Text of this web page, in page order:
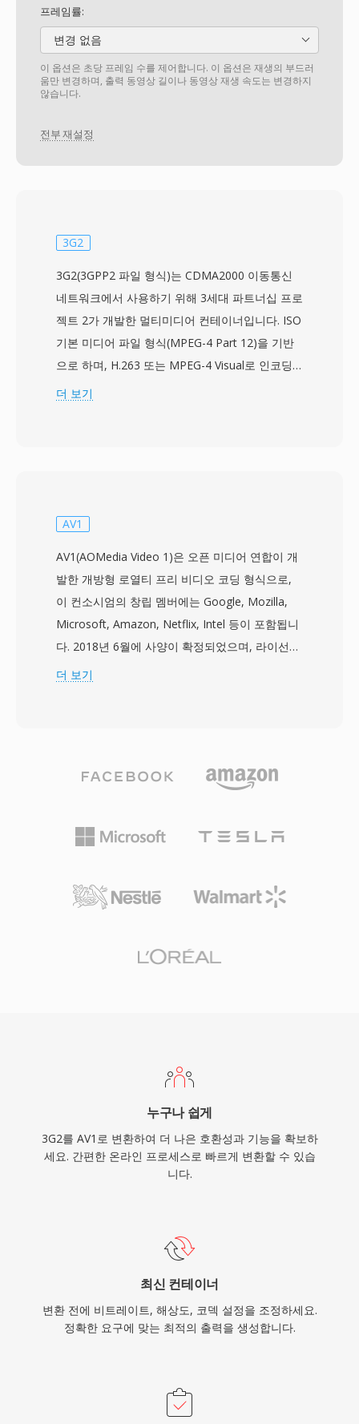
프레임률:
변경 없음
이 옵션은 초당 프레임 수를 제어합니다. 이 옵션은 재생의 부드러
움만 변경하며, 출력 동영상 길이나 동영상 재생 속도는 변경하지
않습니다.
전부 재설정
3G2
3G2(3GPP2 파일 형식)는 CDMA2000 이동통신
네트워크에서 사용하기 위해 3세대 파트너십 프로
젝트 2가 개발한 멀티미디어 컨테이너입니다. ISO
기본 미디어 파일 형식(MPEG-4 Part 12)을 기반
으로 하며, H.263 또는 MPEG-4 Visual로 인코딩
된 비디오와 AMR, EVRC, AAC 코덱의 오디오를
성하는 등 극도로 낮은 대역폭 조건에 맞게 설계되
공간이 제한된 기기에서의 모바일 비디오 촬영에
특히 효율적입니다. 이 컨테이너는 다중 트랙, 자
막을 위한 시간 지정 텍스트, 임베디드 메타데이터
를 지원합니다. 주요 장점 중 하나는 2000년대 중
반 CDMA 단말기와의 거의 보편적인 호환성으로,
다양한 모바일 기기에서 안정적인 재생을 보장합
전히 유용합니다.
더 보기
AV1
AV1(AOMedia Video 1)은 오픈 미디어 연합이 개
발한 개방형 로열티 프리 비디오 코딩 형식으로,
이 컨소시엄의 창립 멤버에는 Google, Mozilla,
Microsoft, Amazon, Netflix, Intel 등이 포함됩니
다. 2018년 6월에 사양이 확정되었으며, 라이선스
비용 없이 H.264와 HEVC의 압축 효율을 능가하는
리밍 플랫폼에 특히 매력적입니다. 이 코덱은 필름
텐츠 적응형 해상도 전환, 풍부한 인트라 및 인터
예측 모드를 포함한 광범위한 기능을 지원합니다.
드웨어 디코딩 지원이 빠르게 확대되어, 인코딩 중
서비스에서 폭넓게 채택되었으며, 웹 기반 재생을
더 보기
누구나 쉽게
3G2를 AV1로 변환하여 더 나은 호환성과 기능을 확보하
세요. 간편한 온라인 프로세스로 빠르게 변환할 수 있습
니다.
최신 컨테이너
변환 전에 비트레이트, 해상도, 코덱 설정을 조정하세요.
정확한 요구에 맞는 최적의 출력을 생성합니다.